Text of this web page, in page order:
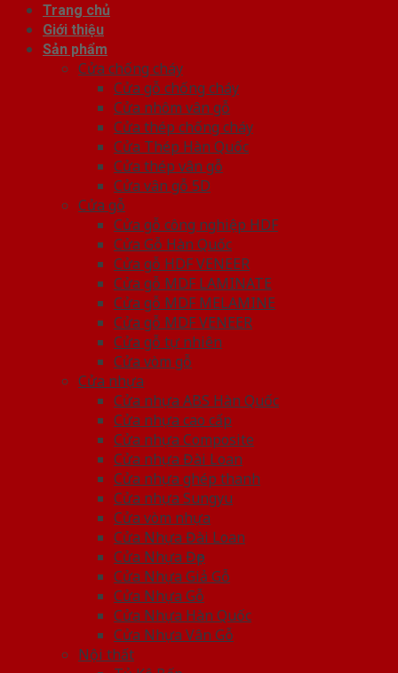
Trang chủ
Giới thiệu
Sản phẩm
Cửa chống cháy
Cửa gỗ chống cháy
Cửa nhôm vân gỗ
Cửa thép chống cháy
Cửa Thép Hàn Quốc
Cửa thép vân gỗ
Cửa vân gỗ 5D
Cửa gỗ
Cửa gỗ công nghiệp HDF
Cửa Gỗ Hàn Quốc
Cửa gỗ HDF VENEER
Cửa gỗ MDF LAMINATE
Cửa gỗ MDF MELAMINE
Cửa gỗ MDF VENEER
Cửa gỗ tự nhiên
Cửa vòm gỗ
Cửa nhựa
Cửa nhựa ABS Hàn Quốc
Cửa nhựa cao cấp
Cửa nhựa Composite
Cửa nhựa Đài Loan
Cửa nhựa ghép thanh
Cửa nhựa Sungyu
Cửa vòm nhựa
Cửa Nhựa Đài Loan
Cửa Nhựa Đẹp
Cửa Nhựa Giả Gỗ
Cửa Nhựa Gỗ
Cửa Nhựa Hàn Quốc
Cửa Nhựa Vân Gỗ
Nội thất